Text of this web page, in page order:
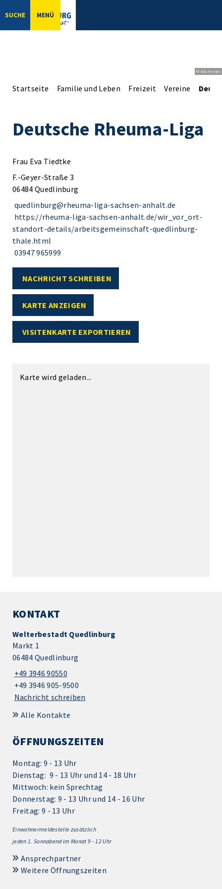
SUCHE MENÜ
© bbsferrari
Startseite Familie und Leben Freizeit Vereine
Deutsche Rheuma-Liga
Frau Eva Tiedtke
F.-Geyer-Straße 3
06484 Quedlinburg
quedlinburg@rheuma-liga-sachsen-anhalt.de
https://rheuma-liga-sachsen-anhalt.de/wir_vor_ort-
standort-details/arbeitsgemeinschaft-quedlinburg-
thale.html
03947 965999
NACHRICHT SCHREIBEN
KARTE ANZEIGEN
VISITENKARTE EXPORTIEREN
Karte wird geladen...
KONTAKT
Welterbestadt Quedlinburg
Markt 1
06484 Quedlinburg
+49 3946 90550
+49 3946 905-9500
Nachricht schreiben
Alle Kontakte
ÖFFNUNGSZEITEN
Montag: 9 - 13 Uhr
Dienstag: 9 - 13 Uhr und 14 - 18 Uhr
Mittwoch: kein Sprechtag
Donnerstag: 9 - 13 Uhr und 14 - 16 Uhr
Freitag: 9 - 13 Uhr
Einwohnermeldestelle zusätzlich
jeden 1. Sonnabend im Monat 9 - 12 Uhr
Ansprechpartner
Weitere Öffnungszeiten